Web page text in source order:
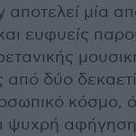
μία
ευφυείς
δύο
κόσμο,
ψυχρή